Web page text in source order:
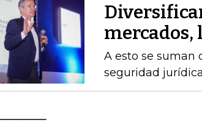
mercados,
A esto se suman
seguridad